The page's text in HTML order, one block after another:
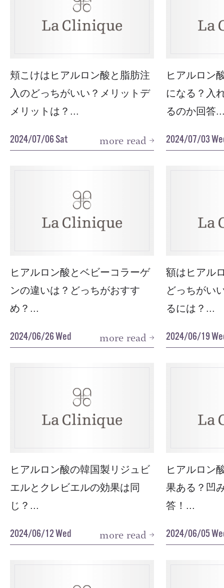
頬こけはヒアルロン酸と脂肪注
入のどっちがいい？メリットデ
メリットは？...
2024/07/06 Sat more read
ヒアルロン
になる？入
るのか回答
2024/07/03
ヒアルロン酸とベビーコラーゲ
ンの違いは？どっちがおすす
め？...
2024/06/26 Wed more read
額はヒアル
どっちがい
るには？...
2024/06/19
ヒアルロン酸の韓国製リジュビ
エルとクレビエルの効果は同
じ？...
2024/06/12 Wed more read
ヒアルロン
果ある？凹
答！...
2024/06/05